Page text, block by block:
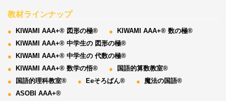
教材ラインナップ
KIWAMI AAA+® 図形の極®
KIWAMI AAA+® 数の極®
KIWAMI AAA+® 中学生の 図形の極®
KIWAMI AAA+® 中学生の 代数の極®
KIWAMI AAA+® 数学の悟®
国語的算数教室®
国語的理科教室®
Eeそろばん®
魔法の国語®
ASOBI AAA+®